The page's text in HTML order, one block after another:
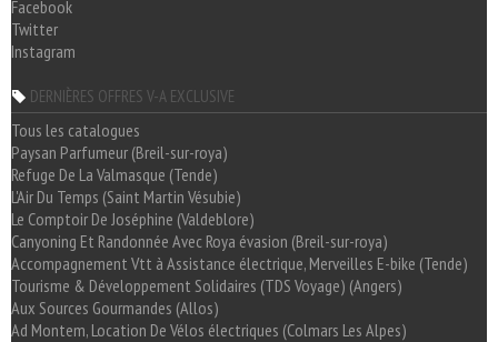
Facebook
Twitter
Instagram
DERNIÈRES OFFRES V-A EXCLUSIVE
Tous les catalogues
Paysan Parfumeur (Breil-sur-roya)
Refuge De La Valmasque (Tende)
L'Air Du Temps (Saint Martin Vésubie)
Le Comptoir De Joséphine (Valdeblore)
Canyoning Et Randonnée Avec Roya évasion (Breil-sur-roya)
Accompagnement Vtt à Assistance électrique, Merveilles E-bike (Tende)
Tourisme & Développement Solidaires (TDS Voyage) (Angers)
Aux Sources Gourmandes (Allos)
Ad Montem, Location De Vélos électriques (Colmars Les Alpes)